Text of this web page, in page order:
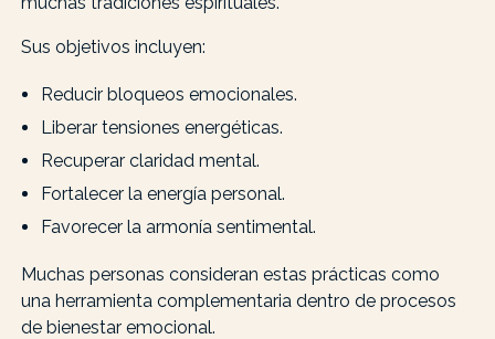
Sus objetivos incluyen:
Reducir bloqueos emocionales.
Liberar tensiones energéticas.
Recuperar claridad mental.
Fortalecer la energía personal.
Favorecer la armonía sentimental.
Muchas personas consideran estas prácticas como
una herramienta complementaria dentro de procesos
de bienestar emocional.